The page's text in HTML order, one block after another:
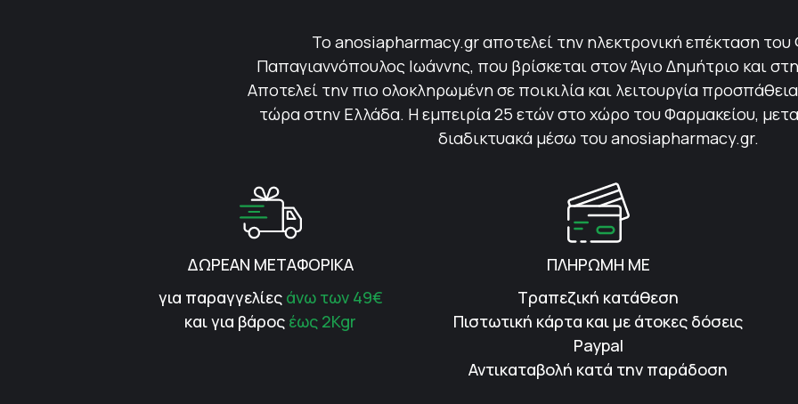
Το anosiapharmacy.gr αποτελεί την ηλεκτρονική επέκταση του
Παπαγιαννόπουλος Ιωάννης, που βρίσκεται στον Άγιο Δημήτριο και
Αποτελεί την πιο ολοκληρωμένη σε ποικιλία και λειτουργία προσπάθεια
τώρα στην Ελλάδα. Η εμπειρία 25 ετών στο χώρο του Φαρμακείου,
διαδικτυακά μέσω του anosiapharmacy.gr.
ΔΩΡΕΑΝ ΜΕΤΑΦΟΡΙΚΑ
για παραγγελίες άνω των 49€
και για βάρος έως 2Kgr
ΠΛΗΡΩΜΗ ΜΕ
Τραπεζική κατάθεση
Πιστωτική κάρτα και με άτοκες δόσεις
Paypal
Αντικαταβολή κατά την παράδοση